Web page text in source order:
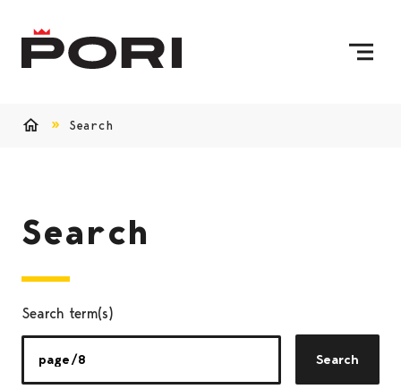
Search
Search
Search term(s)
Search